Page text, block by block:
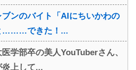
ブンのバイト「AIにちいかわの
………できた！...
医学部卒の美人YouTuberさん、
上して...